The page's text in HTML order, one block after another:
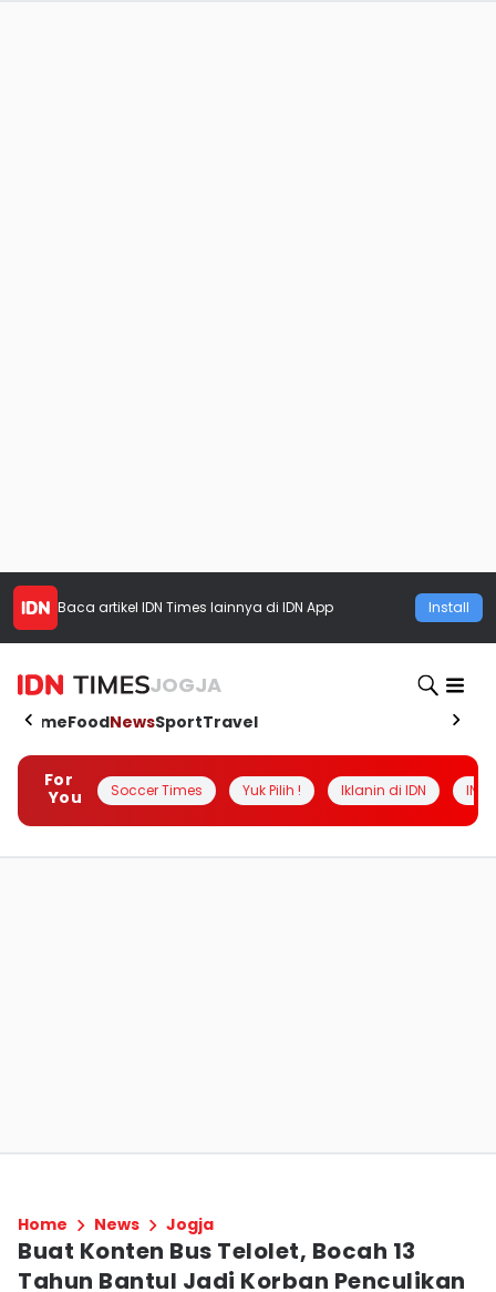
Baca artikel IDN Times lainnya di IDN App Install
JOGJA
HomeFoodNewsSportTravel
For
You
Soccer Times Yuk Pilih ! Iklanin di IDN
Home News Jogja
Buat Konten Bus Telolet, Bocah 13
Tahun Bantul Jadi Korban Penculikan